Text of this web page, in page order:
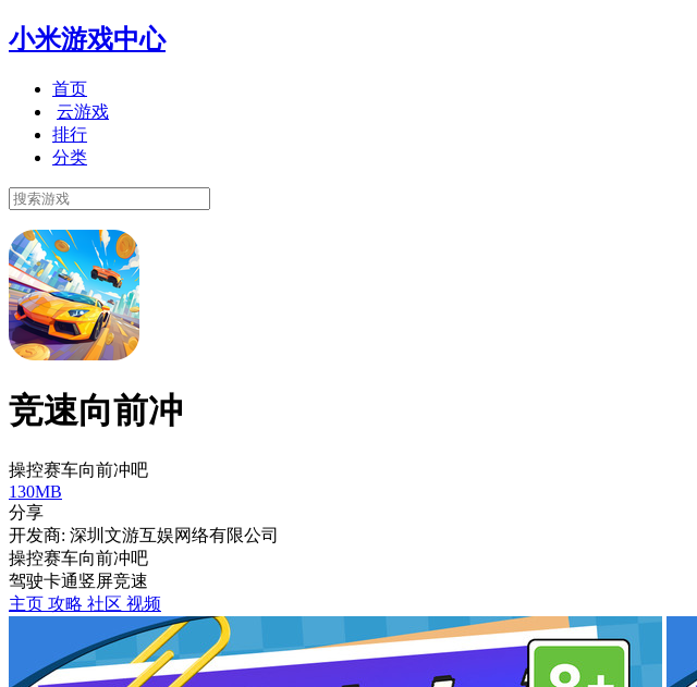
小米游戏中心
首页
云游戏
排行
分类
竞速向前冲
操控赛车向前冲吧
130MB
分享
开发商: 深圳文游互娱网络有限公司
操控赛车向前冲吧
驾驶卡通竖屏竞速
主页 攻略 社区 视频